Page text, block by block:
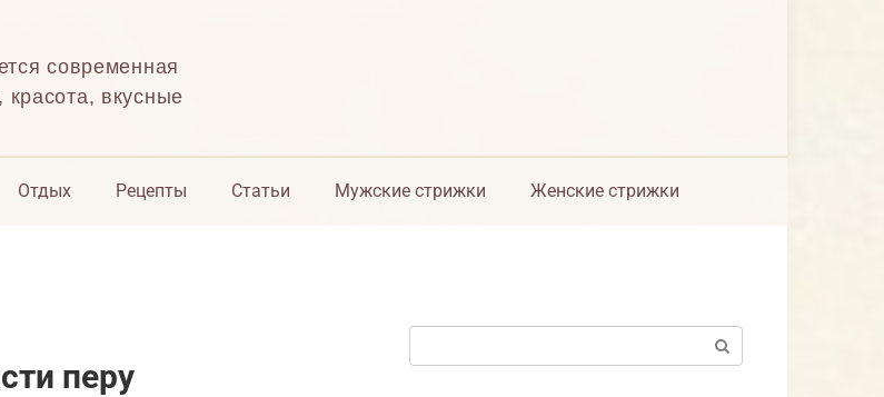
современная
вкусные
Отдых Рецепты Статьи Мужские стрижки Женские стрижки
перу